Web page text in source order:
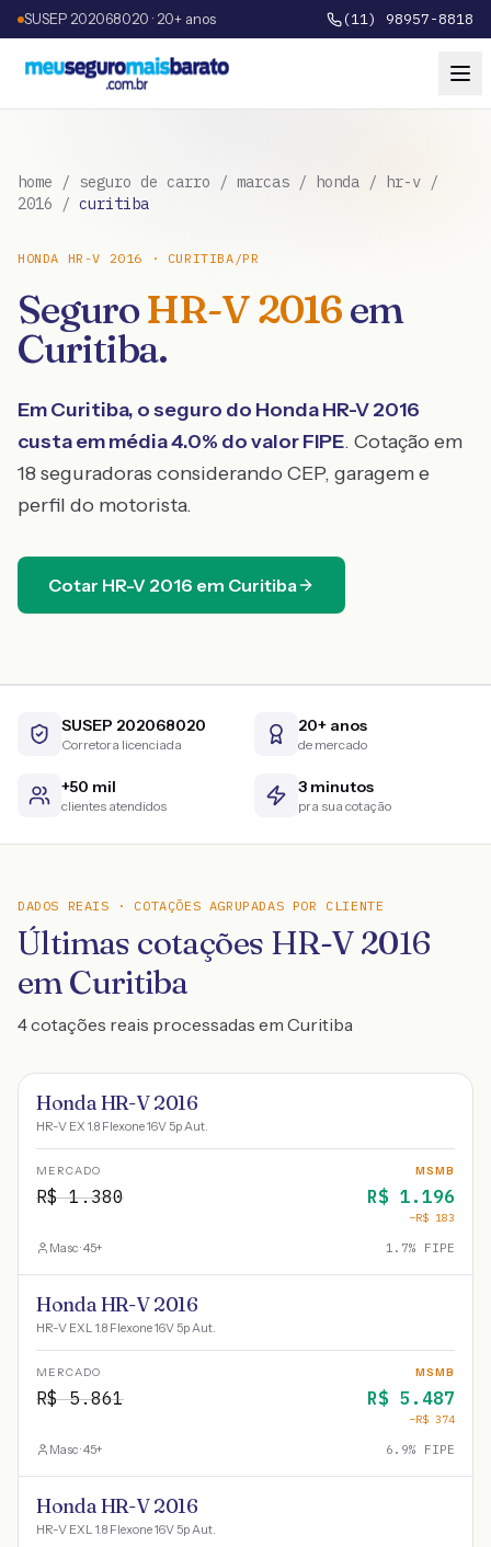
SUSEP 202068020 · 20+ anos (11) 98957-8818
home / seguro de carro / marcas / honda / hr-v /
2016 / curitiba
HONDA HR-V 2016 · CURITIBA /PR
SeguroHR-V2016em
Curitiba.
EmCuritiba, o seguro do HondaHR-V2016
custa em média4.0% do valor FIPE. Cotação em
18 seguradoras considerando CEP, garagem e
perfil do motorista.
Cotar HR-V 2016 em Curitiba
SUSEP 202068020
Corretora licenciada
20+ anos
de mercado
+50 mil
clientes atendidos
3 minutos
pra sua cotação
DADOS REAIS · COTAÇÕES AGRUPADAS POR CLIENTE
Últimas cotações HR-V 2016
em Curitiba
4 cotações reais processadas em Curitiba
Honda HR-V 2016
HR-V EX 1.8 Flexone 16V 5p Aut.
MERCADO
R$1.380
MSMB
R$ 1.196
−R$ 183
Masc · 45+ 1.7% FIPE
Honda HR-V 2016
HR-V EXL 1.8 Flexone 16V 5p Aut.
MERCADO
R$5.861
MSMB
R$ 5.487
−R$ 374
Masc · 45+ 6.9% FIPE
Honda HR-V 2016
HR-V EXL 1.8 Flexone 16V 5p Aut.